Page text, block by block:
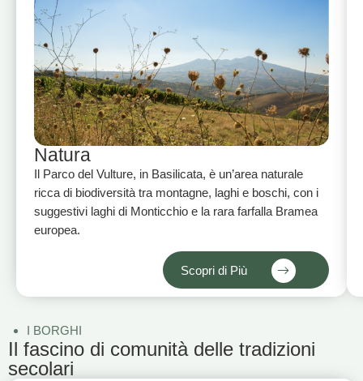
Natura
Il Parco del Vulture, in Basilicata, è un’area naturale
ricca di biodiversità tra montagne, laghi e boschi, con i
suggestivi laghi di Monticchio e la rara farfalla Bramea
europea.
Scopri di Più
I BORGHI
Il fascino di comunità delle tradizioni
secolari